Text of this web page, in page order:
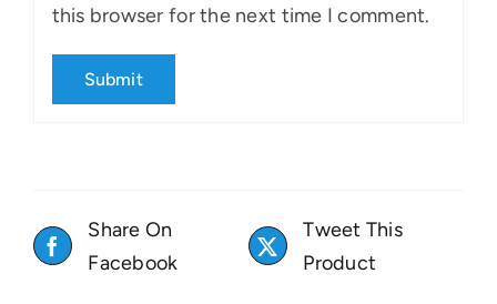
this browser for the next time I comment.
Share On
Facebook
Tweet This
Product